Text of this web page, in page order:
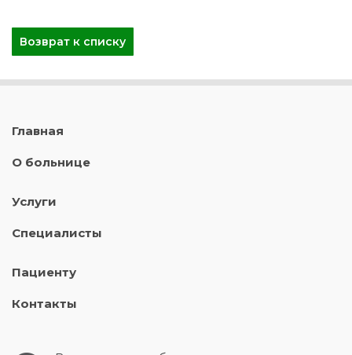
Возврат к списку
Главная
О больнице
Услуги
Специалисты
Пациенту
Контакты